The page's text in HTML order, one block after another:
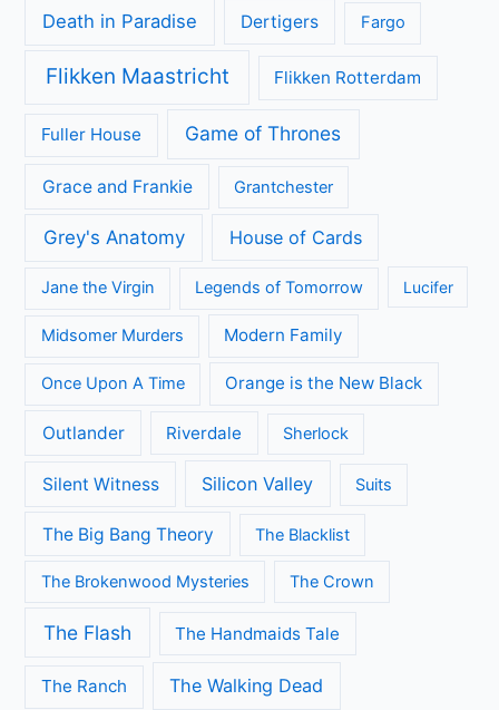
Death in Paradise Dertigers Fargo
Flikken Maastricht Flikken Rotterdam
Fuller House Game of Thrones
Grace and Frankie Grantchester
Grey's Anatomy House of Cards
Jane the Virgin Legends of Tomorrow Lucifer
Midsomer Murders Modern Family
Once Upon A Time Orange is the New Black
Outlander Riverdale Sherlock
Silent Witness Silicon Valley Suits
The Big Bang Theory The Blacklist
The Brokenwood Mysteries The Crown
The Flash The Handmaids Tale
The Ranch The Walking Dead